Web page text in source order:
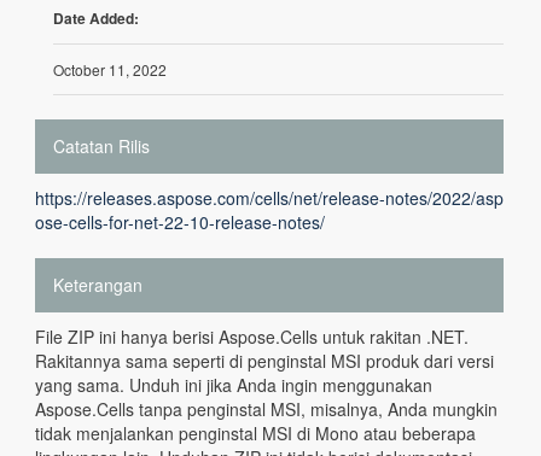
Date Added:
October 11, 2022
Catatan Rilis
https://releases.aspose.com/cells/net/release-notes/2022/asp
ose-cells-for-net-22-10-release-notes/
Keterangan
File ZIP ini hanya berisi Aspose.Cells untuk rakitan .NET.
Rakitannya sama seperti di penginstal MSI produk dari versi
yang sama. Unduh ini jika Anda ingin menggunakan
Aspose.Cells tanpa penginstal MSI, misalnya, Anda mungkin
tidak menjalankan penginstal MSI di Mono atau beberapa